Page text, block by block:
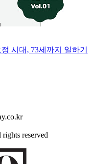
시대, 73세까지 일하기
reserved